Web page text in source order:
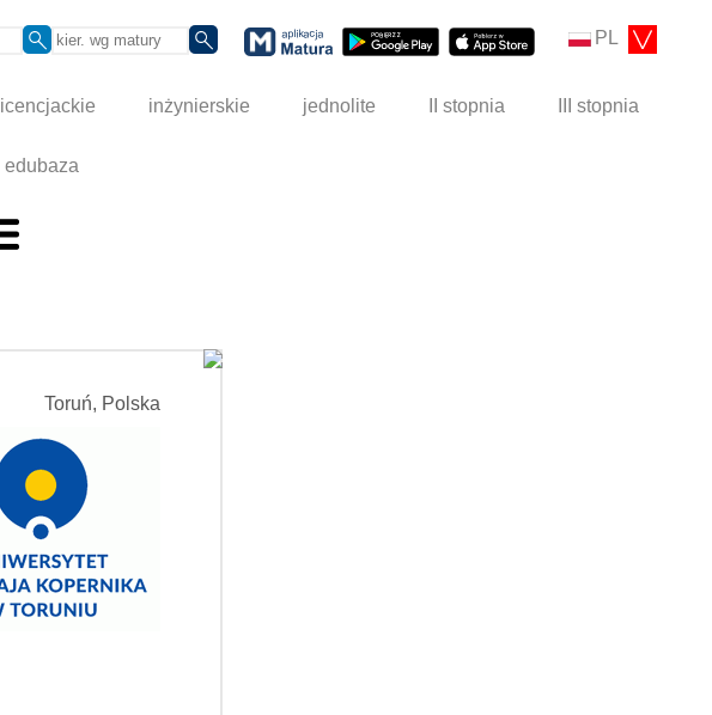
PL
licencjackie inżynierskie jednolite II stopnia III stopnia
edubaza
Toruń, Polska